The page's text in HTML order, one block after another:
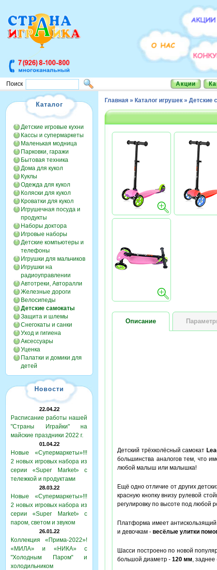
Поиск Акции
Каталог
Детские игровые кухни
Кассы и супермаркеты
Маленькая модница
Парковки, гаражи
Бытовая техника
Дома для кукол
Куклы
Одежда для кукол
Коляски для кукол
Кроватки для кукол
Игрушечная посуда и
продукты
Наборы доктора
Игровые наборы
Детские компьютеры и
телефоны
Игрушки для мальчиков
Игрушки на
радиоуправлении
Автотреки, Авторалли
Железные дороги
Велосипеды
Детские самокаты
Защита и шлемы
Снегокаты и санки
Уход и гигиена
Аксессуары
Уценка
Палатки и домики для
детей
Новости
22.04.22
Расписание работы нашей
"Страны Играйки" на
майские праздники 2022 г.
01.04.22
Новые «Супермаркеты»!!!
2 новых игровых набора из
серии «Super Market» с
тележкой и продуктами
28.03.22
Новые «Супермаркеты»!!!
2 новых игровых набора из
серии «Super Market» с
паром, светом и звуком
26.01.22
Коллекция «Прима-2022»!
«МИЛА» и «НИКА» с
"Холодным Паром" и
холодильником
Главная » Каталог игрушек » Детские
Описание
Детский трёхколёсный самокат
большинства аналогов тем, что
любой малыш или малышка!
Ещё одно отличие от других
красную кнопку внизу рулевой
регулировку по высоте под любой
Платформа имеет
и девочкам - весёлые улитки
Шасси построено по новой
большой диаметр - 120 мм,